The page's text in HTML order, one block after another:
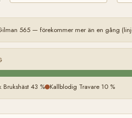
565 — förekommer mer än en gång
Brukshäst 43 % Kallblodig Travare 10 %